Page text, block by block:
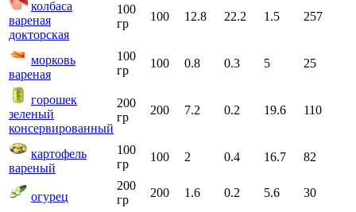
колбаса
вареная
докторская
100
гр
100 12.8 22.2 1.5 257
морковь
вареная
100
гр
100 0.8 0.3 5 25
горошек
зеленый
консервированный
200
гр
200 7.2 0.2 19.6 110
картофель
вареный
100
гр
100 2 0.4 16.7 82
огурец
200
гр
200 1.6 0.2 5.6 30